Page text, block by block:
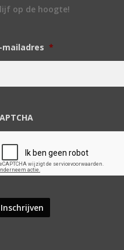
op de hoogte!
mailadres *